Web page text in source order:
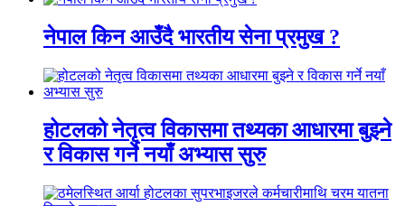
नेपाल किन आउँदै भारतीय सेना प्रमुख ?
होटलको नेतृत्व विकासमा तथ्यका आधारमा बुझ्ने
र विकास गर्ने नयाँ अभ्यास सुरु